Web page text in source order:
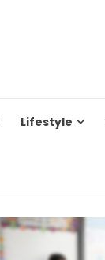
Lifestyle